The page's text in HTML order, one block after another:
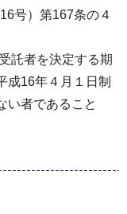
号）第167条の４
託者を決定する期
成16年４月１日制
い者であること